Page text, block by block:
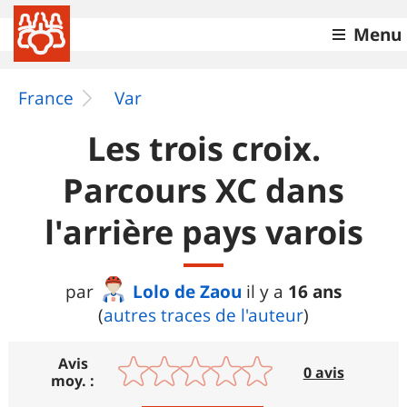
Menu
France Var
Les trois croix.
Parcours XC dans
l'arrière pays varois
par Lolo de Zaou il y a 16 ans
(autres traces de l'auteur)
Avis
moy. :
0 avis